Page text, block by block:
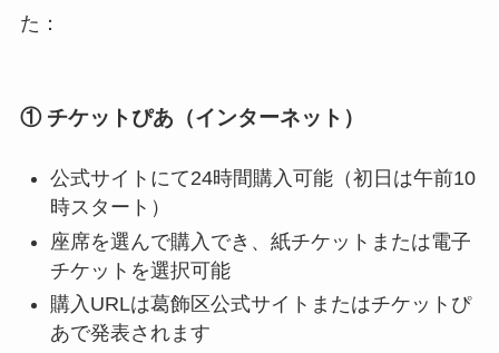
た：
① チケットぴあ（インターネット）
公式サイトにて24時間購入可能（初日は午前10
時スタート）
座席を選んで購入でき、紙チケットまたは電子
チケットを選択可能
購入URLは葛飾区公式サイトまたはチケットぴ
あで発表されます